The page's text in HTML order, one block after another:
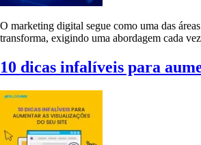
O marketing digital segue como uma das
transforma, exigindo uma abordagem cada
10 dicas infalíveis para